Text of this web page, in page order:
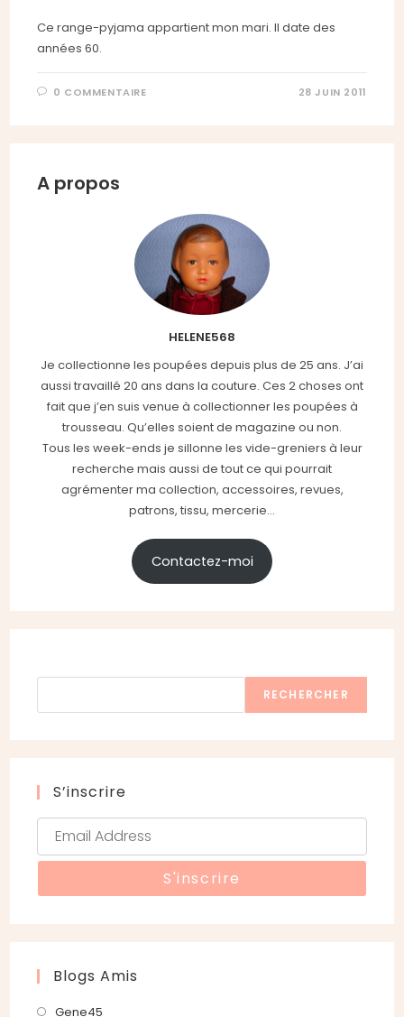
Ce range-pyjama appartient mon mari. Il date des
années 60.
0 COMMENTAIRE 28 JUIN 2011
A propos
HELENE568
Je collectionne les poupées depuis plus de 25 ans. J’ai
aussi travaillé 20 ans dans la couture. Ces 2 choses ont
fait que j’en suis venue à collectionner les poupées à
trousseau. Qu’elles soient de magazine ou non.
Tous les week-ends je sillonne les vide-greniers à leur
recherche mais aussi de tout ce qui pourrait
agrémenter ma collection, accessoires, revues,
patrons, tissu, mercerie...
Contactez-moi
RECHERCHER
S’inscrire
Blogs Amis
Gene45